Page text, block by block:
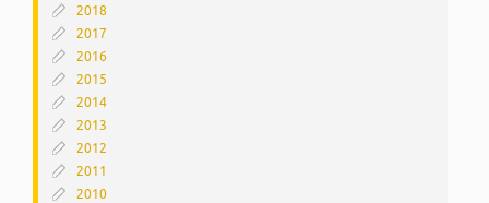
2018
2017
2016
2015
2014
2013
2012
2011
2010